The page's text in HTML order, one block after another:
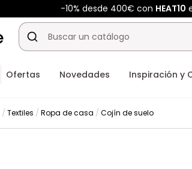
-10% desde 400€ con HEAT10
Ofertas Novedades Inspiración y
Textiles Ropa de casa Cojín de suelo